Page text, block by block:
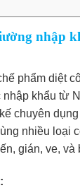
nhập
phẩm diệt
khẩu từ
chuyên
nhiều loại
gián, ve, và